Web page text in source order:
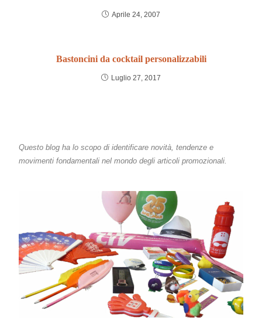
Aprile 24, 2007
Bastoncini da cocktail personalizzabili
Luglio 27, 2017
Questo blog ha lo scopo di identificare novità, tendenze e
movimenti fondamentali nel mondo degli articoli promozionali.